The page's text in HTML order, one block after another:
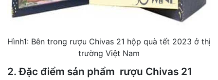
Hình1: Bên trong rượu Chivas 21 hộp quà tết 2023 ở thị
trường Việt Nam
2. Đặc điểm sản phẩm rượu Chivas 21